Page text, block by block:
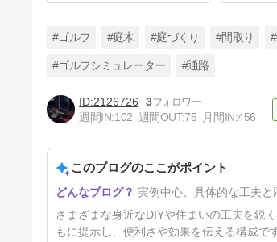
原油高騰【給油より楽、コスパ
も高い？】家庭用ＥＶコンセン
#ゴルフ #庭木 #庭づくり #間取り
#ゴルフシミュレーター #通路
2126726
3
週間IN:102 週間OUT:75 月間IN:456
このブログのここがポイント
実例中心、具体的な工夫と
さまざまな身近なDIYや住まいの工夫を鋭
もに提示し、便利さや効果を伝える構成